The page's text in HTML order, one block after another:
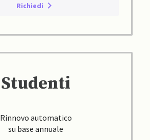
Richiedi
Studenti
Rinnovo automatico
su base annuale